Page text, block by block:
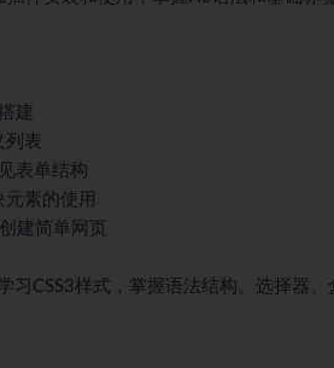
建
列表
表单结构
素的使用
建简单网页
习CSS3样式，掌握语法结构、选择器